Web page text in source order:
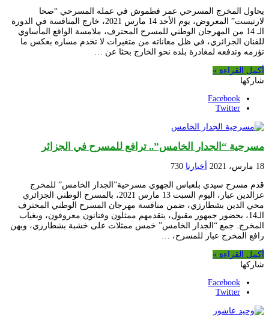
يحاول المخرج المسرحي عمر فطموش في عمله المسرحي “صحا
لارتيست” المعروض، يوم الأحد 14 مارس 2021، خارج المنافسة في الدورة
الـ 14 من المهرجان الوطني للمسرح المحترف، ملامسة الواقع المأساوي
للفنان الجزائري، في ظل معاناته من متغيرات لا تخدم مساره بعكس ما
تؤزمه وتدفعه لمغادرة بلده نحو الخارج بحثا عن …
أكمل القراءة »
شاركها
Facebook
Twitter
مسرحية “الجدار الخامس”.. ترافع للمسرح في الجزائر
18 مارس، 2021 أخبارنا 730
قدم مسرح سيدي بلعباس الجهوي مسرحية”الجدار الخامس” للمخرج
عزالدين عبار، اليوم السبت 13 مارس 2021، بالمسرح الوطني الجزائري
محي الدين بشطارزي، ضمن منافسة مهرجان المسرح الوطني المحترف
الـ14، بحضور جمهور مقبول، يتقدمهم ممثلون وفنانون معروفون، وبغياب
المخرج. جمع “الجدار الخامس” خمس ممثلات على خشبة بشطارزي، وبهن
رافع المخرج عبار للمسرح، …
أكمل القراءة »
شاركها
Facebook
Twitter